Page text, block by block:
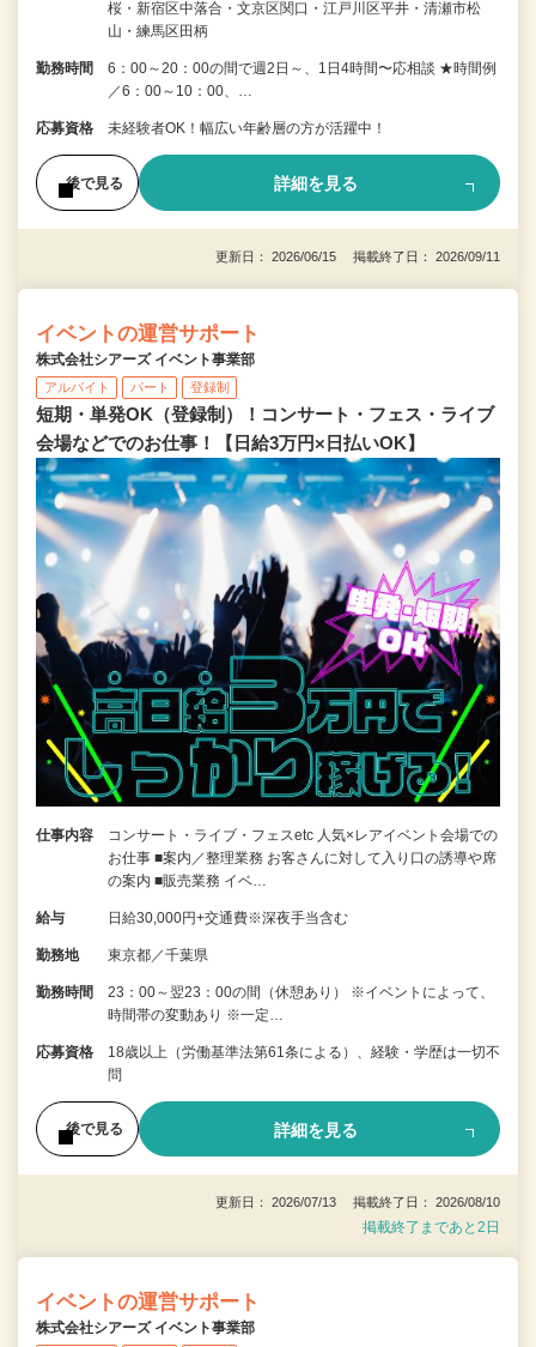
桜・新宿区中落合・文京区関口・江戸川区平井・清瀬市松
山・練馬区田柄
勤務時間
6：00～20：00の間で週2日～、1日4時間〜応相談 ★時間例
／6：00～10：00、…
応募資格 未経験者OK！幅広い年齢層の方が活躍中！
後で見る 詳細を見る
更新日： 2026/06/15 掲載終了日： 2026/09/11
イベントの運営サポート
株式会社シアーズ イベント事業部
アルバイト パート 登録制
短期・単発OK（登録制）！コンサート・フェス・ライブ
会場などでのお仕事！【日給3万円×日払いOK】
仕事内容
コンサート・ライブ・フェスetc 人気×レアイベント会場での
お仕事 ■案内／整理業務 お客さんに対して入り口の誘導や席
の案内 ■販売業務 イベ…
給与 日給30,000円+交通費※深夜手当含む
勤務地 東京都／千葉県
勤務時間
23：00～翌23：00の間（休憩あり） ※イベントによって、
時間帯の変動あり ※一定…
応募資格
18歳以上（労働基準法第61条による）、経験・学歴は一切不
問
後で見る 詳細を見る
更新日： 2026/07/13 掲載終了日： 2026/08/10
掲載終了まであと2日
イベントの運営サポート
株式会社シアーズ イベント事業部